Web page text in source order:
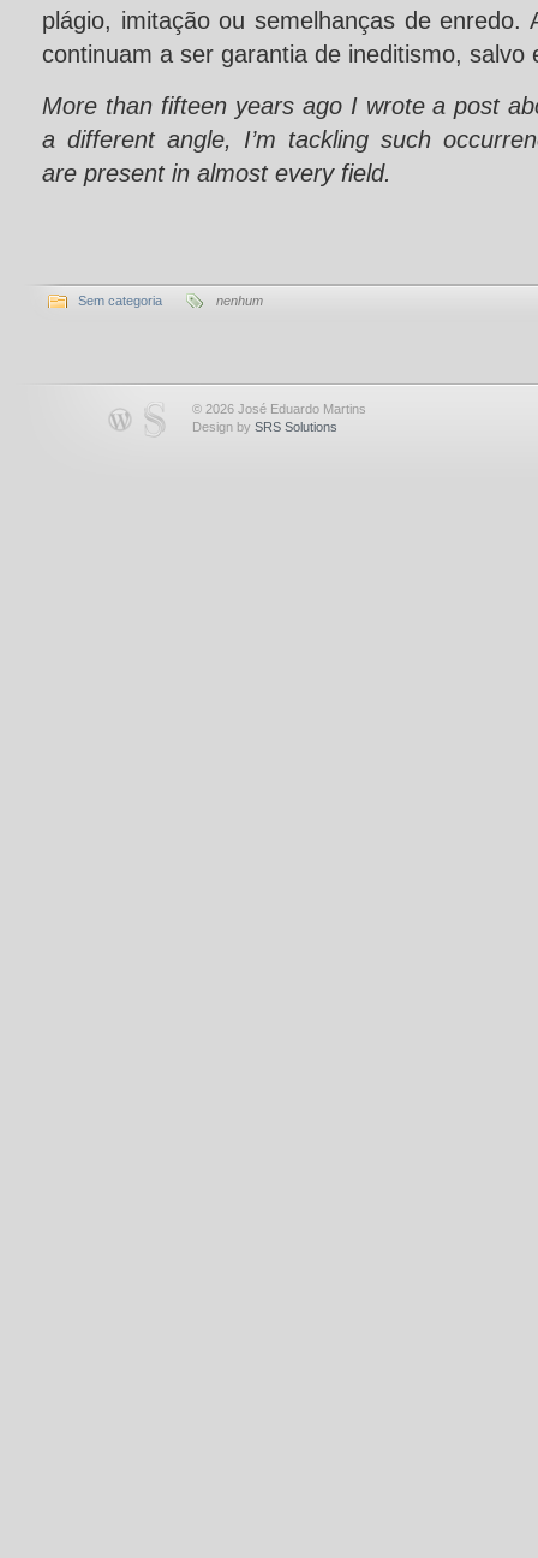
plágio, imitação ou semelhanças de enredo.
continuam a ser garantia de ineditismo, salvo
More than fifteen years ago I wrote a post
a different angle, I’m tackling such
are present in almost every field.
Sem categoria nenhum
© 2026 José Eduardo Martins
Design by SRS Solutions